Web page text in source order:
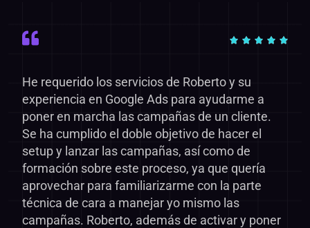
He requerido los servicios de Roberto y su
experiencia en Google Ads para ayudarme a
poner en marcha las campañas de un cliente.
Se ha cumplido el doble objetivo de hacer el
setup y lanzar las campañas, así como de
formación sobre este proceso, ya que quería
aprovechar para familiarizarme con la parte
técnica de cara a manejar yo mismo las
campañas. Roberto, además de activar y poner